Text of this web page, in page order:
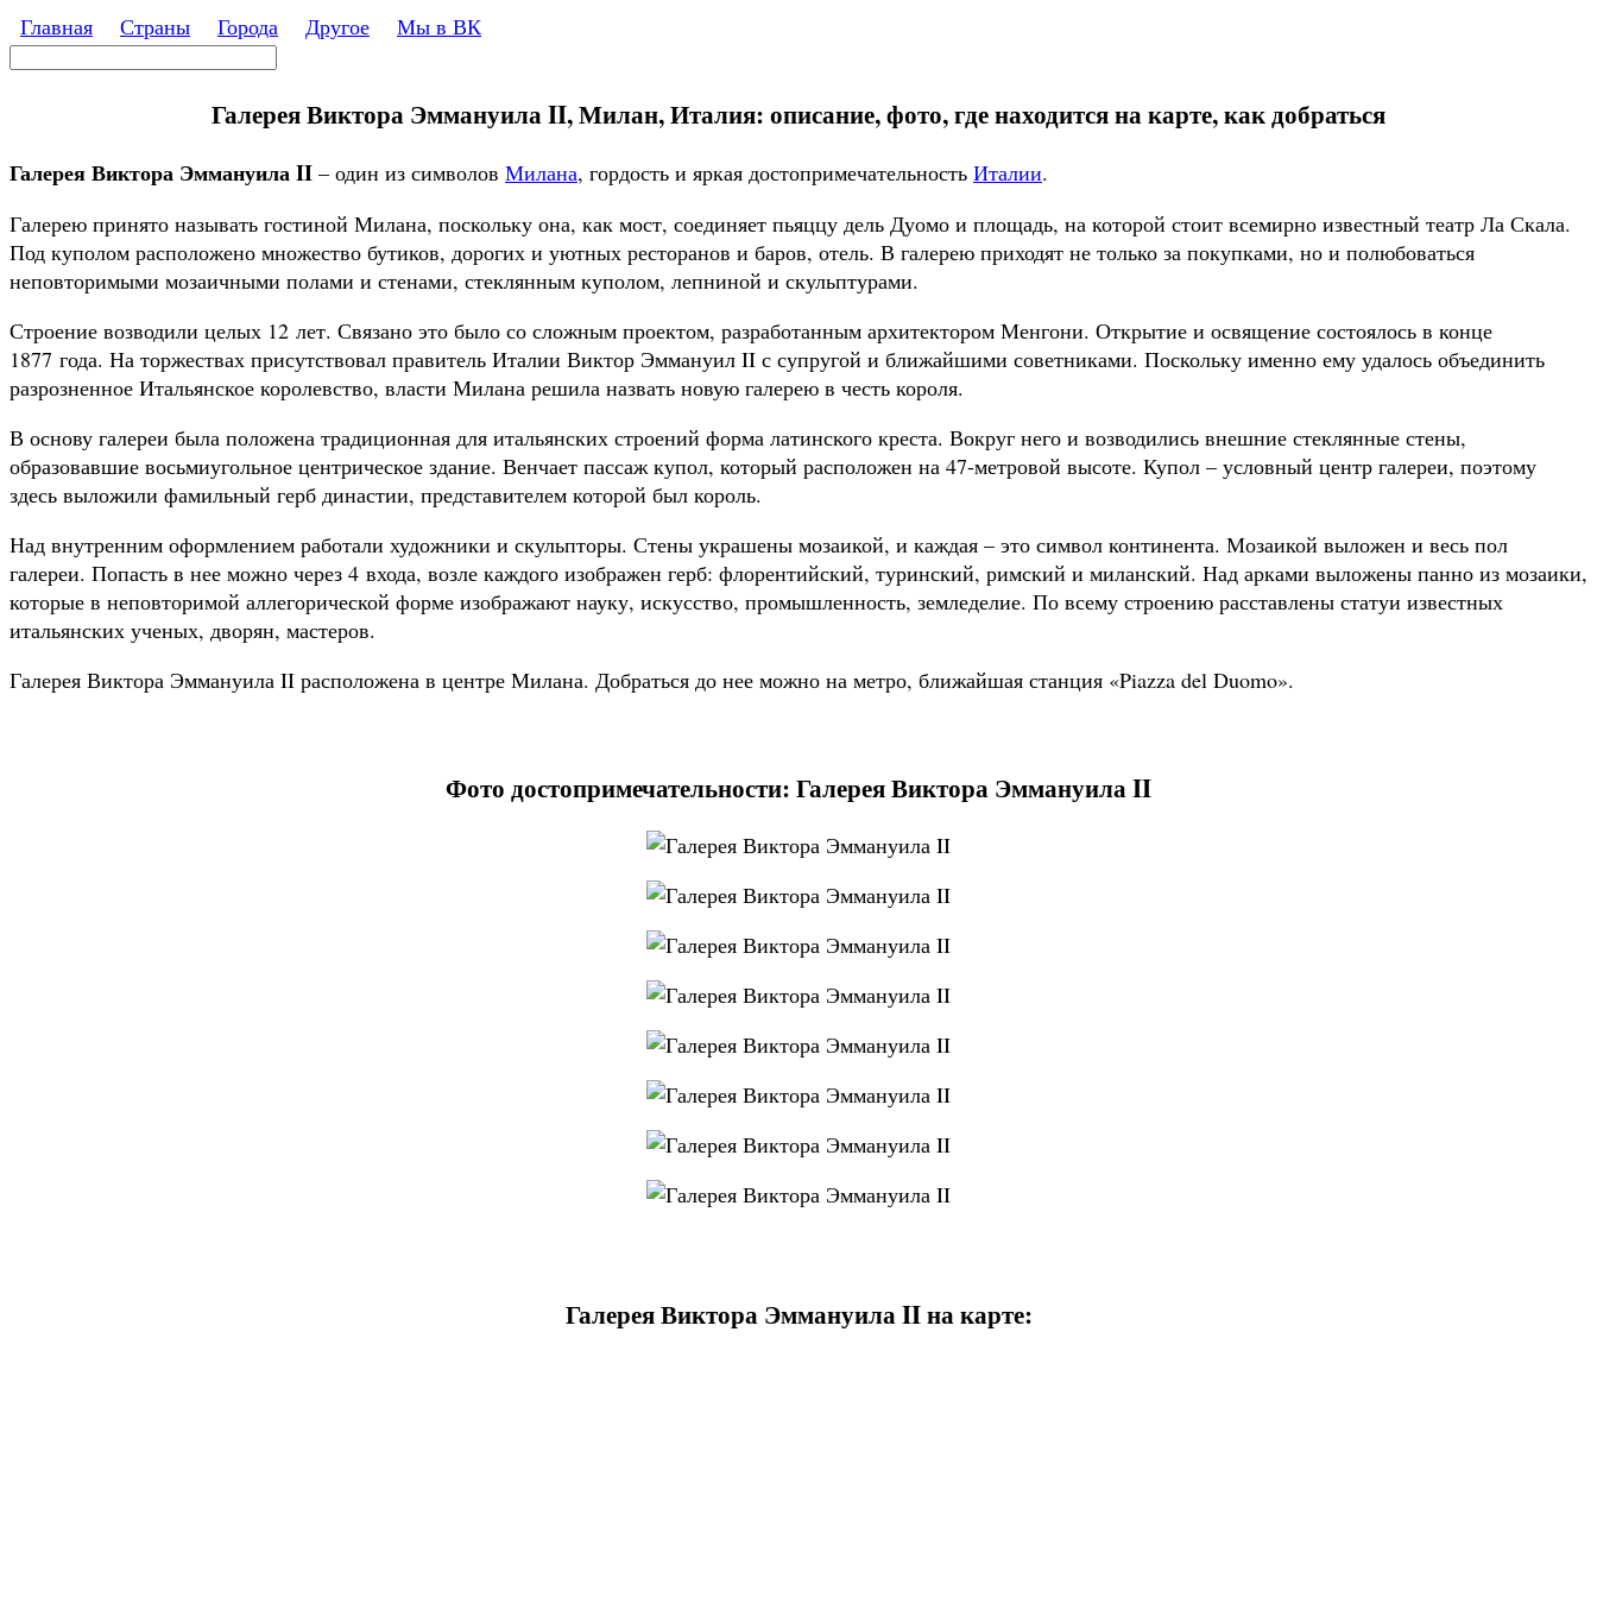
Перейти к основному содержанию
Главная Страны Города Другое Мы в ВК
Поиск
Галерея Виктора Эммануила II, Милан, Италия: описание, фото, где находится на карте, как добраться
Галерея Виктора Эммануила II – один из символов Милана, гордость и яркая достопримечательность Италии.
Галерею принято называть гостиной Милана, поскольку она, как мост, соединяет пьяццу дель Дуомо и площадь, на которой стоит всемирно известный театр Ла Скала.
Под куполом расположено множество бутиков, дорогих и уютных ресторанов и баров, отель. В галерею приходят не только за покупками, но и полюбоваться
неповторимыми мозаичными полами и стенами, стеклянным куполом, лепниной и скульптурами.
Строение возводили целых 12 лет. Связано это было со сложным проектом, разработанным архитектором Менгони. Открытие и освящение состоялось в конце
1877 года. На торжествах присутствовал правитель Италии Виктор Эммануил II с супругой и ближайшими советниками. Поскольку именно ему удалось объединить
разрозненное Итальянское королевство, власти Милана решила назвать новую галерею в честь короля.
В основу галереи была положена традиционная для итальянских строений форма латинского креста. Вокруг него и возводились внешние стеклянные стены,
образовавшие восьмиугольное центрическое здание. Венчает пассаж купол, который расположен на 47-метровой высоте. Купол – условный центр галереи, поэтому
здесь выложили фамильный герб династии, представителем которой был король.
Над внутренним оформлением работали художники и скульпторы. Стены украшены мозаикой, и каждая – это символ континента. Мозаикой выложен и весь пол
галереи. Попасть в нее можно через 4 входа, возле каждого изображен герб: флорентийский, туринский, римский и миланский. Над арками выложены панно из мозаики,
которые в неповторимой аллегорической форме изображают науку, искусство, промышленность, земледелие. По всему строению расставлены статуи известных
итальянских ученых, дворян, мастеров.
Галерея Виктора Эммануила II расположена в центре Милана. Добраться до нее можно на метро, ближайшая станция «Piazza del Duomo».
Фото достопримечательности: Галерея Виктора Эммануила II
Галерея Виктора Эммануила II на карте: